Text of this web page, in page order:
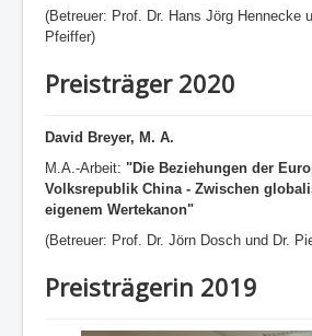
(Betreuer: Prof. Dr. Hans Jörg Hennecke
Pfeiffer)
Preisträger 2020
David Breyer, M. A.
M.A.-Arbeit: "Die Beziehungen der
Volksrepublik China - Zwischen
eigenem Wertekanon"
(Betreuer: Prof. Dr. Jörn Dosch und Dr.
Preisträgerin 2019